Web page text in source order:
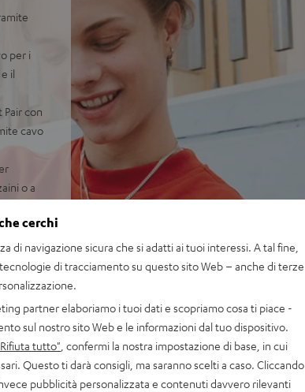
per i
il
con
cavo
o a
nei
cerchi
di navigazione sicura che si adatti ai tuoi interessi. A tal fine,
di tracciamento su questo sito Web – anche di terze
partner elaboriamo i tuoi dati e scopriamo cosa ti piace -
sul nostro sito Web e le informazioni dal tuo dispositivo.
tutto" , confermi la nostra impostazione di base, in cui
Questo ti darà consigli, ma saranno scelti a caso. Cliccando
pubblicità personalizzata e contenuti davvero rilevanti